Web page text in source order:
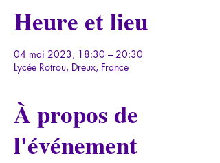
Heure et lieu
04 mai 2023, 18:30 – 20:30
Lycée Rotrou, Dreux, France
À propos de
l'événement